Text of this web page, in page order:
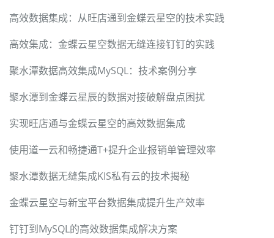
高效数据集成：从旺店通到金蝶云星空的技术实践
高效集成：金蝶云星空数据无缝连接钉钉的实践
聚水潭数据高效集成MySQL：技术案例分享
聚水潭到金蝶云星辰的数据对接破解盘点困扰
实现旺店通与金蝶云星空的高效数据集成
使用道一云和畅捷通T+提升企业报销单管理效率
聚水潭数据无缝集成KIS私有云的技术揭秘
金蝶云星空与新宝平台数据集成提升生产效率
钉钉到MySQL的高效数据集成解决方案